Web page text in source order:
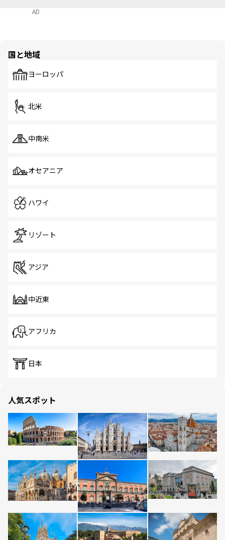
AD
国と地域
ヨーロッパ
北米
中南米
オセアニア
ハワイ
リゾート
アジア
中近東
アフリカ
日本
人気スポット